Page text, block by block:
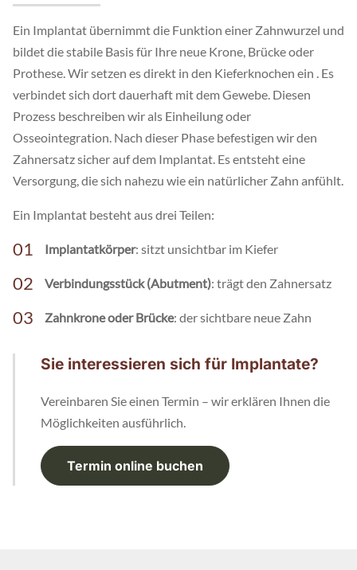
Ein Implantat übernimmt die Funktion einer Zahnwurzel und
bildet die stabile Basis für Ihre neue Krone, Brücke oder
Prothese. Wir setzen es direkt in den Kieferknochen ein . Es
verbindet sich dort dauerhaft mit dem Gewebe. Diesen
Prozess beschreiben wir als Einheilung oder
Osseointegration. Nach dieser Phase befestigen wir den
Zahnersatz sicher auf dem Implantat. Es entsteht eine
Versorgung, die sich nahezu wie ein natürlicher Zahn anfühlt.
Ein Implantat besteht aus drei Teilen:
Implantatkörper: sitzt unsichtbar im Kiefer
Verbindungsstück (Abutment): trägt den Zahnersatz
Zahnkrone oder Brücke: der sichtbare neue Zahn
Sie interessieren sich für Implantate?
Vereinbaren Sie einen Termin – wir erklären Ihnen die
Möglichkeiten ausführlich.
Termin online buchen